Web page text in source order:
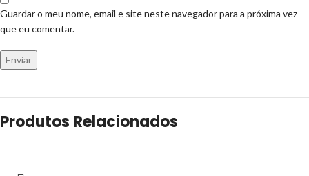
Guardar o meu nome, email e site neste navegador para a próxima vez
que eu comentar.
Produtos Relacionados